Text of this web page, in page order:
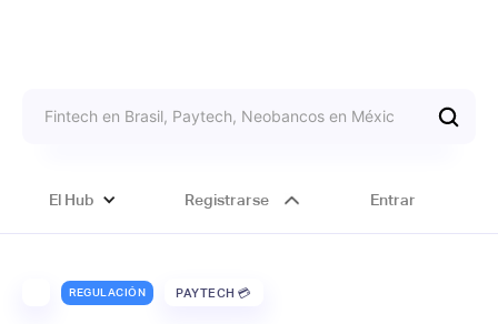
El Hub Registrarse Entrar
REGULACIÓN PAYTECH 💳